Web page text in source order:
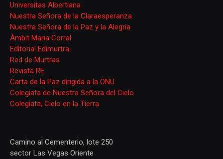
Universitas Albertiana
Nuestra Señora de la Claraesperanza
Nuestra Señora de la Paz y la Alegría
Àmbit Maria Corral
Editorial Edimurtra
Red de Murtras
Revista RE
Carta de la Paz dirigida a la ONU
Colegiata de Nuestra Señora del Cielo
Colegiata, Cielo en la Tierra
Camino al Cementerio, lote 250
sector Las Vegas Oriente